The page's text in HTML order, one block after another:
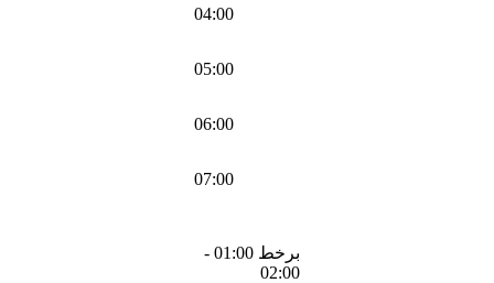
04:00
05:00
06:00
07:00
برخط 01:00 -
02:00